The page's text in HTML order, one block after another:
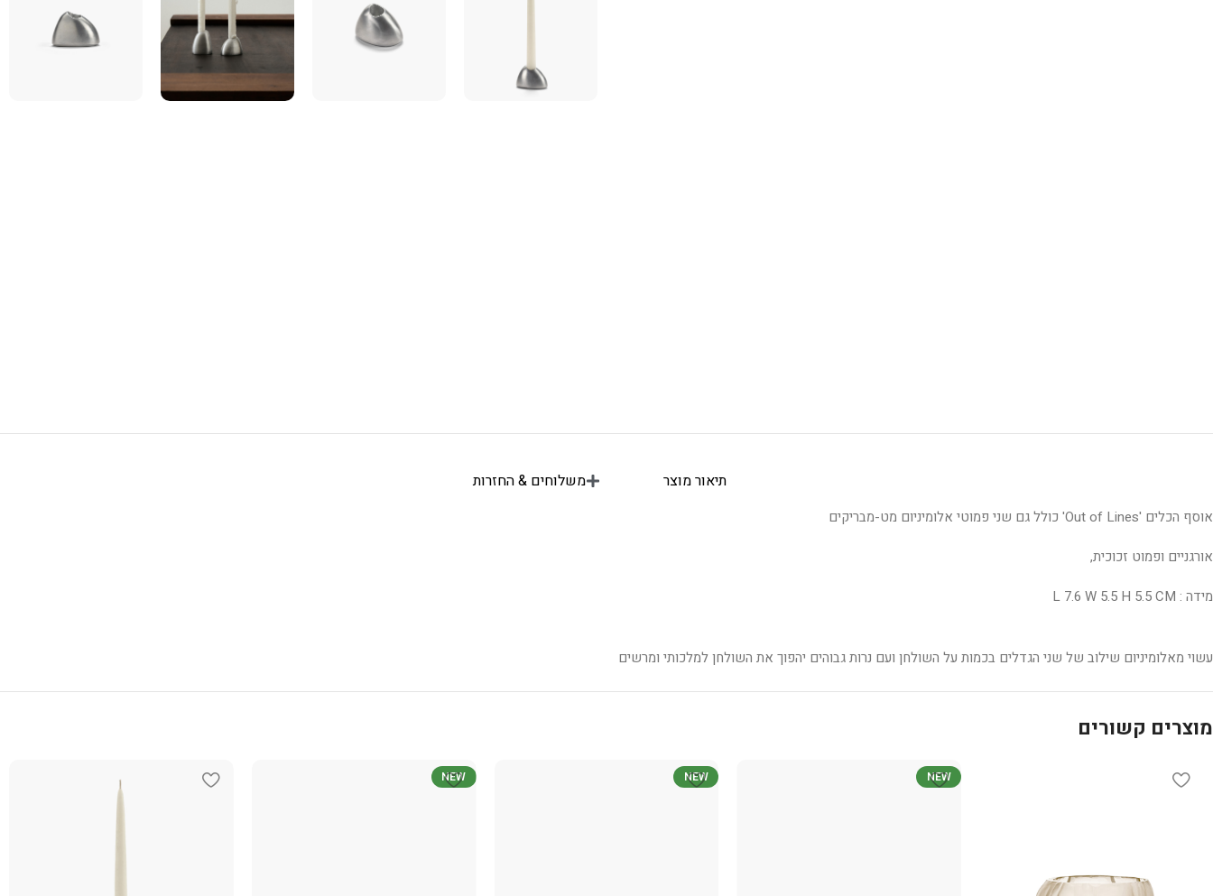
תיאור מוצר משלוחים & החזרות
אוסף הכלים 'Out of Lines' כולל גם שני פמוטי אלומיניום מט-מבריקים
אורגניים ופמוט זכוכית,
מידה : L 7.6 W 5.5 H 5.5 CM
עשוי מאלומיניום שילוב של שני הגדלים בכמות על השולחן ועם נרות גבוהים יהפוך את השולחן למלכותי ומרשים
מוצרים קשורים
NEW
NEW
NEW